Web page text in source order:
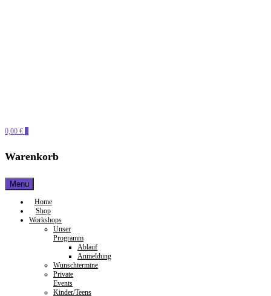
0,00 €
Warenkorb
Menu
Home
Shop
Workshops
Unser
Programm
Ablauf
Anmeldung
Wunschtermine
Private
Events
Kinder/Teens